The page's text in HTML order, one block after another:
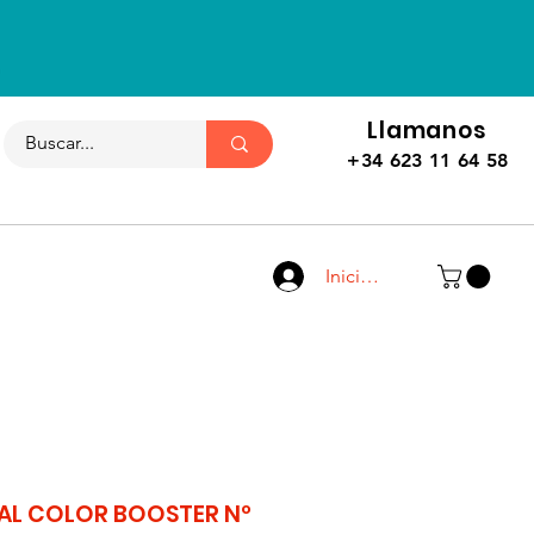
Llamanos
+34 623 11 64 58
Iniciar sesión
COLOR BOOSTER Nº